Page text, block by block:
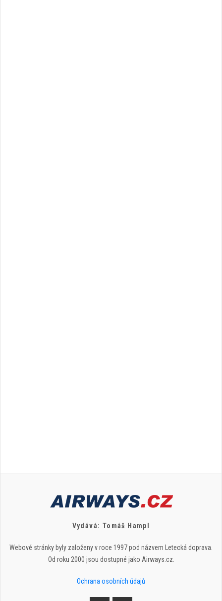
Vydává: Tomáš Hampl
Webové stránky byly založeny v roce 1997 pod názvem Letecká doprava.
Od roku 2000 jsou dostupné jako Airways.cz.
Ochrana osobních údajů